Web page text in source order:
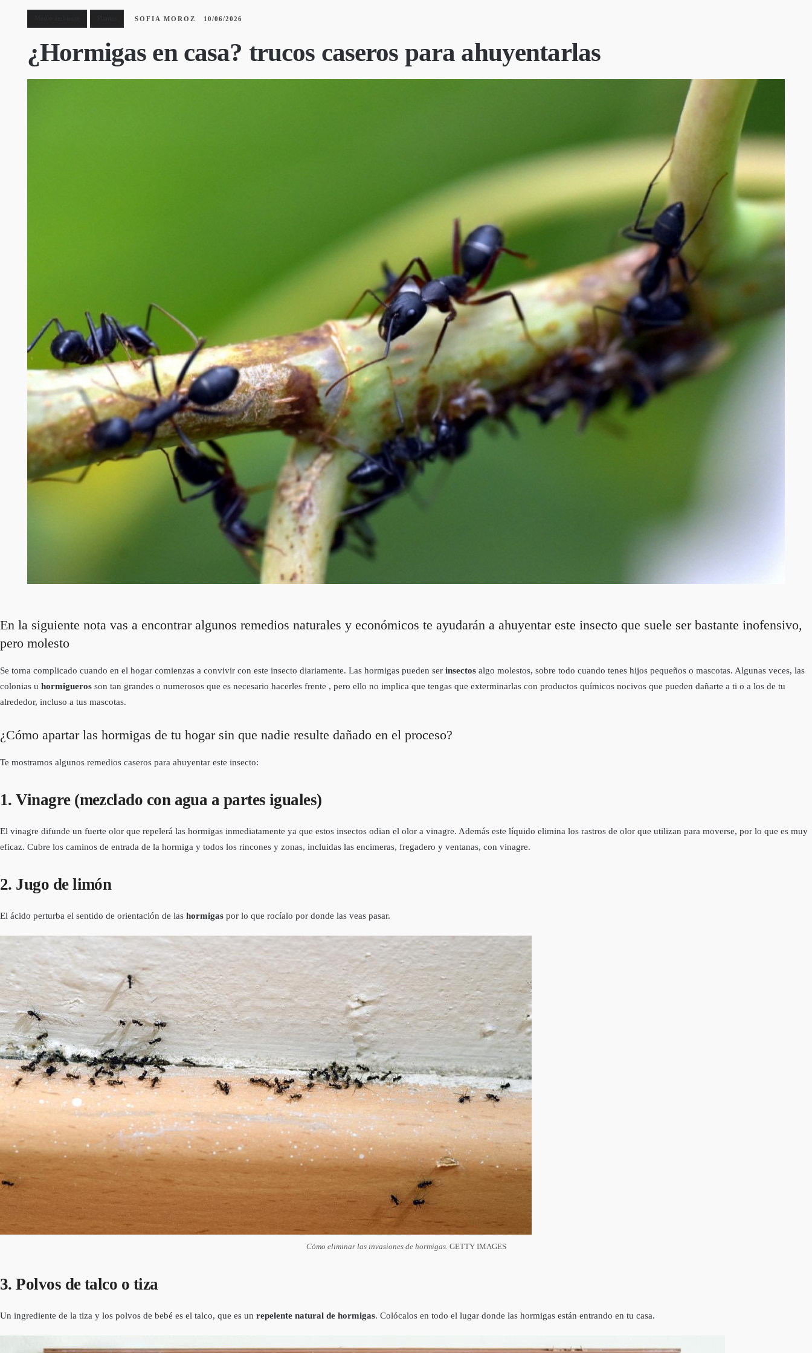
SOFIA MOROZ 10/06/2026
¿Hormigas en casa? trucos caseros para ahuyentarlas
En la siguiente nota vas a encontrar algunos remedios naturales y económicos te ayudarán a ahuyentar este insecto que suele ser bastante inofensivo,
pero molesto
Se torna complicado cuando en el hogar comienzas a convivir con este insecto diariamente. Las hormigas pueden ser insectos algo molestos, sobre todo cuando tenes hijos pequeños o mascotas. Algunas veces, las
colonias u hormigueros son tan grandes o numerosos que es necesario hacerles frente , pero ello no implica que tengas que exterminarlas con productos químicos nocivos que pueden dañarte a ti o a los de tu
alrededor, incluso a tus mascotas.
¿Cómo apartar las hormigas de tu hogar sin que nadie resulte dañado en el proceso?
Te mostramos algunos remedios caseros para ahuyentar este insecto:
1. Vinagre (mezclado con agua a partes iguales)
El vinagre difunde un fuerte olor que repelerá las hormigas inmediatamente ya que estos insectos odian el olor a vinagre. Además este líquido elimina los rastros de olor que utilizan para moverse, por lo que es muy
eficaz. Cubre los caminos de entrada de la hormiga y todos los rincones y zonas, incluidas las encimeras, fregadero y ventanas, con vinagre.
2. Jugo de limón
El ácido perturba el sentido de orientación de las hormigas por lo que rocíalo por donde las veas pasar.
Cómo eliminar las invasiones de hormigas. GETTY IMAGES
3. Polvos de talco o tiza
Un ingrediente de la tiza y los polvos de bebé es el talco, que es un repelente natural de hormigas. Colócalos en todo el lugar donde las hormigas están entrando en tu casa.